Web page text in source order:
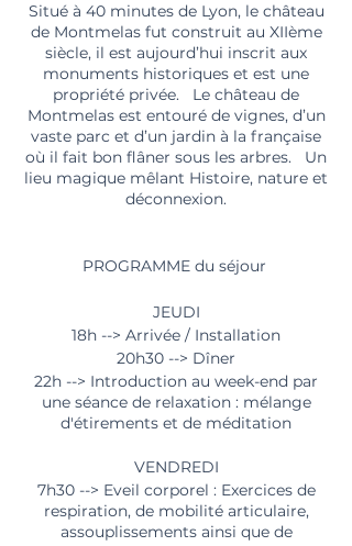
Situé à 40 minutes de Lyon, le château
de Montmelas fut construit au XIIème
siècle, il est aujourd’hui inscrit aux
monuments historiques et est une
propriété privée. Le château de
Montmelas est entouré de vignes, d’un
vaste parc et d’un jardin à la française
où il fait bon flâner sous les arbres. Un
lieu magique mêlant Histoire, nature et
déconnexion.
PROGRAMME du séjour
JEUDI
18h --> Arrivée / Installation
20h30 --> Dîner
22h --> Introduction au week-end par
une séance de relaxation : mélange
d'étirements et de méditation
VENDREDI
7h30 --> Eveil corporel : Exercices de
respiration, de mobilité articulaire,
assouplissements ainsi que de